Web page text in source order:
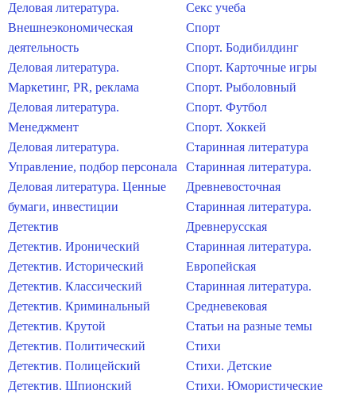
Деловая литература.
Внешнеэкономическая
деятельность
Деловая литература.
Маркетинг, PR, реклама
Деловая литература.
Менеджмент
Деловая литература.
Управление, подбор персонала
Деловая литература. Ценные
бумаги, инвестиции
Детектив
Детектив. Иронический
Детектив. Исторический
Детектив. Классический
Детектив. Криминальный
Детектив. Крутой
Детектив. Политический
Детектив. Полицейский
Детектив. Шпионский
Секс учеба
Спорт
Спорт. Бодибилдинг
Спорт. Карточные игры
Спорт. Рыболовный
Спорт. Футбол
Спорт. Хоккей
Старинная литература
Старинная литература.
Древневосточная
Старинная литература.
Древнерусская
Старинная литература.
Европейская
Старинная литература.
Средневековая
Статьи на разные темы
Стихи
Стихи. Детские
Стихи. Юмористические